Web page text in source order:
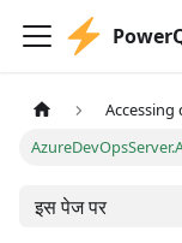
Accessing
इस पेज पर